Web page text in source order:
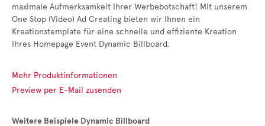
maximale Aufmerksamkeit Ihrer Werbebotschaft! Mit unserem
One Stop (Video) Ad Creating bieten wir Ihnen ein
Kreationstemplate für eine schnelle und effiziente Kreation
Ihres Homepage Event Dynamic Billboard.
Mehr Produktinformationen
Preview per E-Mail zusenden
Weitere Beispiele Dynamic Billboard